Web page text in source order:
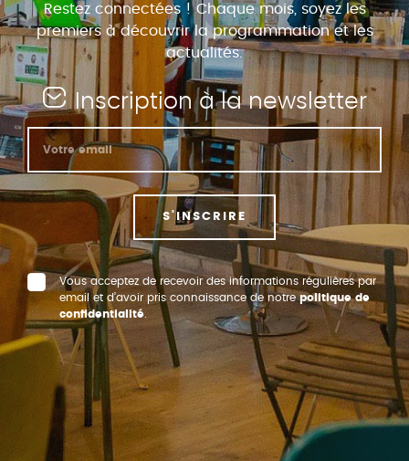
Restez connectées ! Chaque mois, soyez les
premiers à découvrir la programmation et les
actualités.
Inscription à la newsletter
S'INSCRIRE
Vous acceptez de recevoir des informations régulières par
email et d’avoir pris connaissance de notrepolitique de
confidentialité